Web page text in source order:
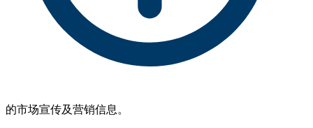
的市场宣传及营销信息。